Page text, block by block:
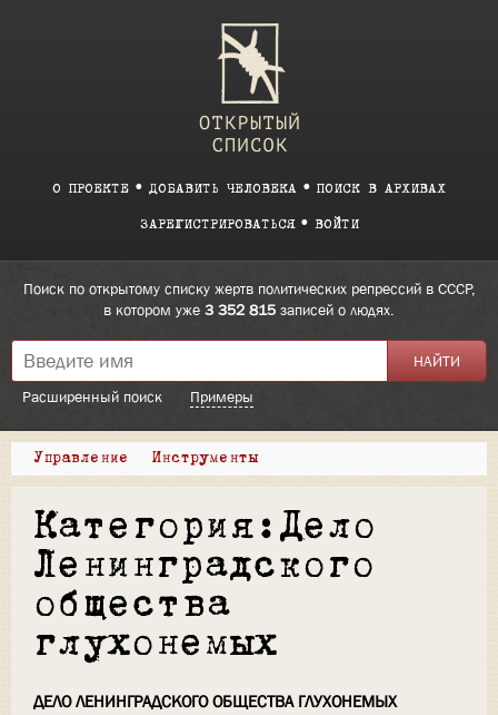
О ПРОЕКТЕ ДОБАВИТЬ ЧЕЛОВЕКА ПОИСК В АРХИВАХ
ЗАРЕГИСТРИРОВАТЬСЯ ВОЙТИ
Поиск по открытому списку жертв политических репрессий в СССР,
в котором уже 3 352 815 записей о людях.
Расширенный поиск Примеры
Управление Инструменты
Категория:Дело
Ленинградского
общества
глухонемых
ДЕЛО ЛЕНИНГРАДСКОГО ОБЩЕСТВА ГЛУХОНЕМЫХ